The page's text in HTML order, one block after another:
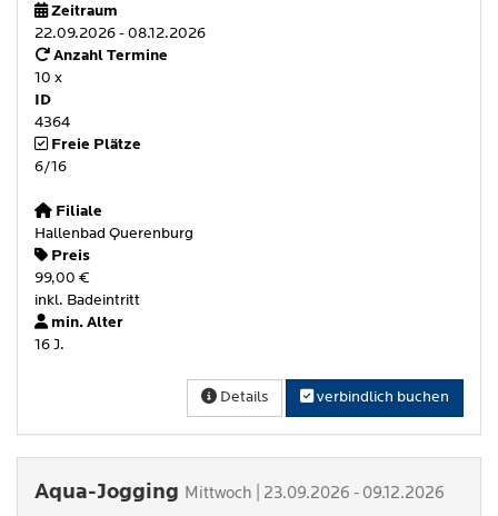
Zeitraum
22.09.2026 - 08.12.2026
Anzahl Termine
10 x
ID
4364
Freie Plätze
6/16
Filiale
Hallenbad Querenburg
Preis
99,00 €
inkl. Badeintritt
min. Alter
16 J.
Details verbindlich buchen
Aqua-Jogging Mittwoch | 23.09.2026 - 09.12.2026